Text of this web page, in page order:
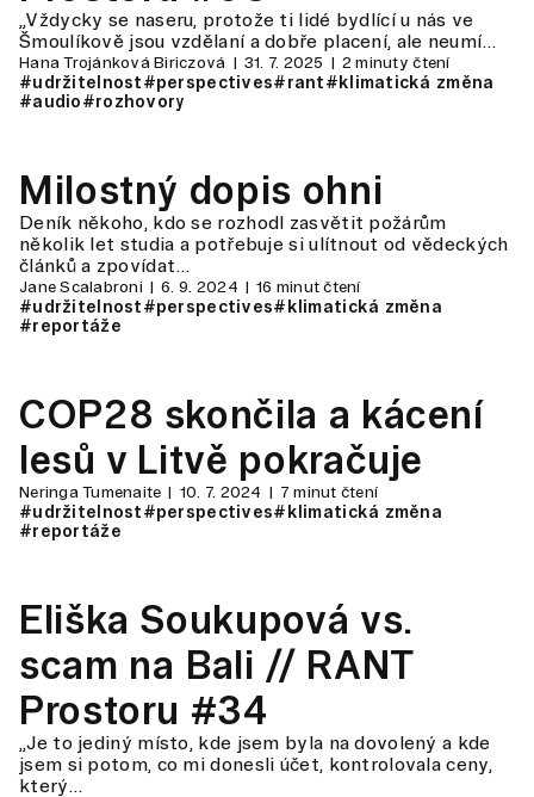
„Vždycky se naseru, protože ti lidé bydlící u nás ve
Šmoulíkově jsou vzdělaní a dobře placení, ale neumí…
Hana Trojánková Biriczová 31. 7. 2025 2 minuty čtení
#udržitelnost#perspectives#rant#klimatická změna
#audio#rozhovory
Milostný dopis ohni
Deník někoho, kdo se rozhodl zasvětit požárům
několik let studia a potřebuje si ulítnout od vědeckých
článků a zpovídat…
Jane Scalabroni 6. 9. 2024 16 minut čtení
#udržitelnost#perspectives#klimatická změna
#reportáže
COP28 skončila a kácení
lesů v Litvě pokračuje
Neringa Tumenaite 10. 7. 2024 7 minut čtení
#udržitelnost#perspectives#klimatická změna
#reportáže
Eliška Soukupová vs.
scam na Bali // RANT
Prostoru #34
„Je to jediný místo, kde jsem byla na dovolený a kde
jsem si potom, co mi donesli účet, kontrolovala ceny,
který…